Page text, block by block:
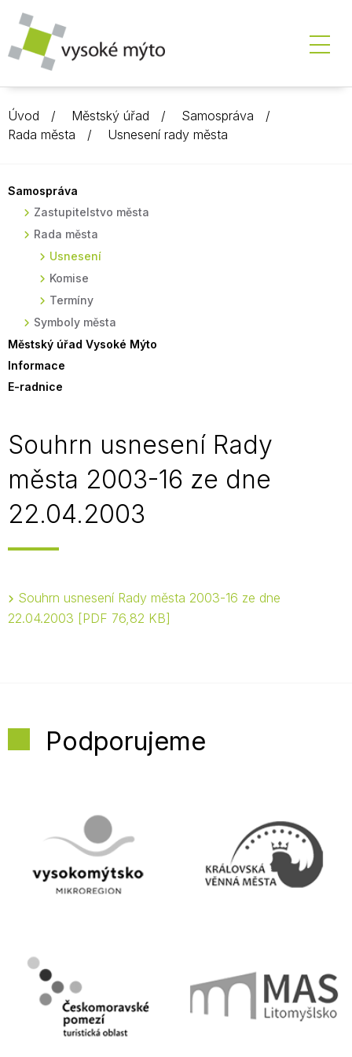
Úvod Městský úřad
Samospráva
Rada města
Usnesení rady města
Samospráva
Zastupitelstvo města
Rada města
Usnesení
Komise
Termíny
Symboly města
Městský úřad Vysoké Mýto
Informace
E-radnice
Souhrn usnesení Rady
města 2003-16 ze dne
22.04.2003
Souhrn usnesení Rady města 2003-16 ze dne
22.04.2003
PDF 76,82 KB
Podporujeme